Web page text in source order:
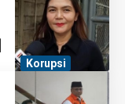
Korupsi